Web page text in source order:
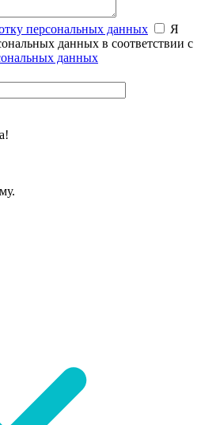
персональных данных
Я
данных в соответствии с
данных